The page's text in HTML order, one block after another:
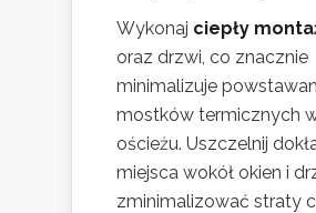
Wykonaj ciepły
oraz drzwi, co znacznie
minimalizuje
mostków termicznych
ościeżu. Uszczelnij
miejsca wokół okien i
zminimalizować straty